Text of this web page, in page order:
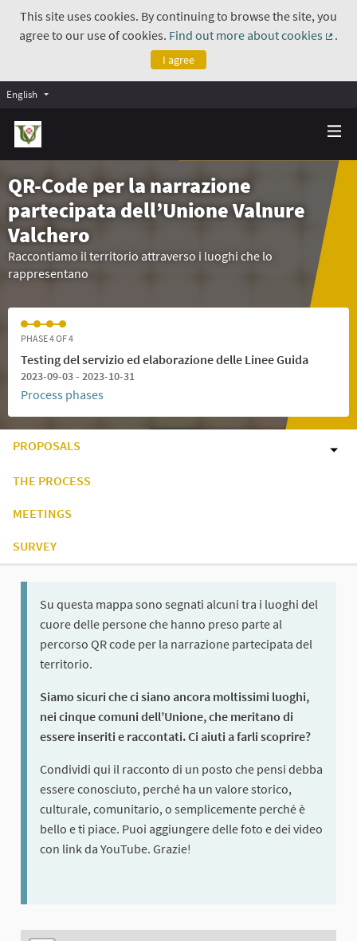
This site uses cookies. By continuing to browse the site, you
agree to our use of cookies. Find out more about cookies
.
I agree
English
QR-Code per la narrazione
partecipata dell’Unione Valnure
Valchero
Raccontiamo il territorio attraverso i luoghi che lo
rappresentano
PHASE 4 OF 4
Testing del servizio ed elaborazione delle Linee Guida
2023-09-03 - 2023-10-31
Process phases
PROPOSALS
THE PROCESS
MEETINGS
SURVEY
Su questa mappa sono segnati alcuni tra i luoghi del
cuore delle persone che hanno preso parte al
percorso QR code per la narrazione partecipata del
territorio.
Siamo sicuri che ci siano ancora moltissimi luoghi,
nei cinque comuni dell’Unione, che meritano di
essere inseriti e raccontati. Ci aiuti a farli scoprire?
Condividi qui il racconto di un posto che pensi debba
essere conosciuto, perché ha un valore storico,
culturale, comunitario, o semplicemente perché è
bello e ti piace. Puoi aggiungere delle foto e dei video
con link da YouTube. Grazie!